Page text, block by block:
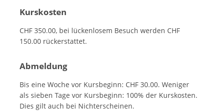
Kurskosten
CHF 350.00, bei lückenlosem Besuch werden CHF
150.00 rückerstattet.
Abmeldung
Bis eine Woche vor Kursbeginn: CHF 30.00. Weniger
als sieben Tage vor Kursbeginn: 100% der Kurskosten.
Dies gilt auch bei Nichterscheinen.